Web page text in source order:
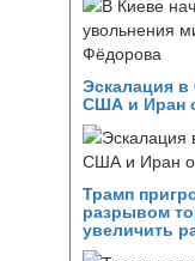
Эскалация
США и Иран
Трамп
разрывом
увеличить